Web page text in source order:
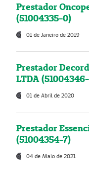
Prestador
(51004335-0)
01 de Janeiro de 2019
Prestador
LTDA
01 de Abril de 2020
Prestador
(51004354-7)
04 de Maio de 2021